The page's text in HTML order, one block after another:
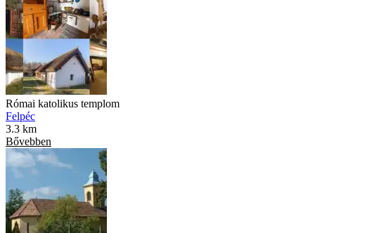
Római katolikus templom
Felpéc
3.3 km
Bővebben